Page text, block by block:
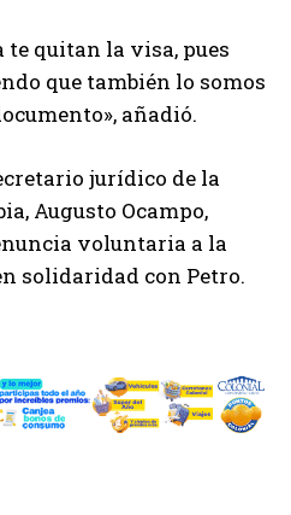
te quitan la visa, pues
que también lo somos
añadió.
jurídico de la
Augusto Ocampo,
voluntaria a la
solidaridad con Petro.